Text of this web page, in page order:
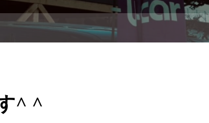
^ ^